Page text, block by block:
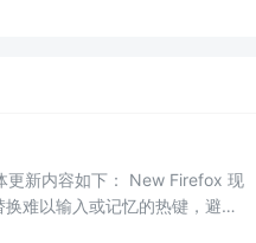
更新内容如下： New Firefox 现
难以输入或记忆的热键，避免